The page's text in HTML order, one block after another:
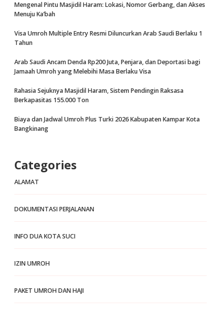
Mengenal Pintu Masjidil Haram: Lokasi, Nomor Gerbang, dan Akses
Menuju Ka’bah
Visa Umroh Multiple Entry Resmi Diluncurkan Arab Saudi Berlaku 1
Tahun
Arab Saudi Ancam Denda Rp200 Juta, Penjara, dan Deportasi bagi
Jamaah Umroh yang Melebihi Masa Berlaku Visa
Rahasia Sejuknya Masjidil Haram, Sistem Pendingin Raksasa
Berkapasitas 155.000 Ton
Biaya dan Jadwal Umroh Plus Turki 2026 Kabupaten Kampar Kota
Bangkinang
Categories
ALAMAT
DOKUMENTASI PERJALANAN
INFO DUA KOTA SUCI
IZIN UMROH
PAKET UMROH DAN HAJI